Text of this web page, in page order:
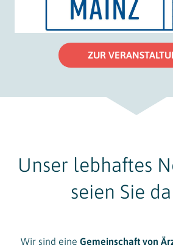
ZUR
Unser lebhaftes
seien Sie
Wir sind eine Gemeinschaft von